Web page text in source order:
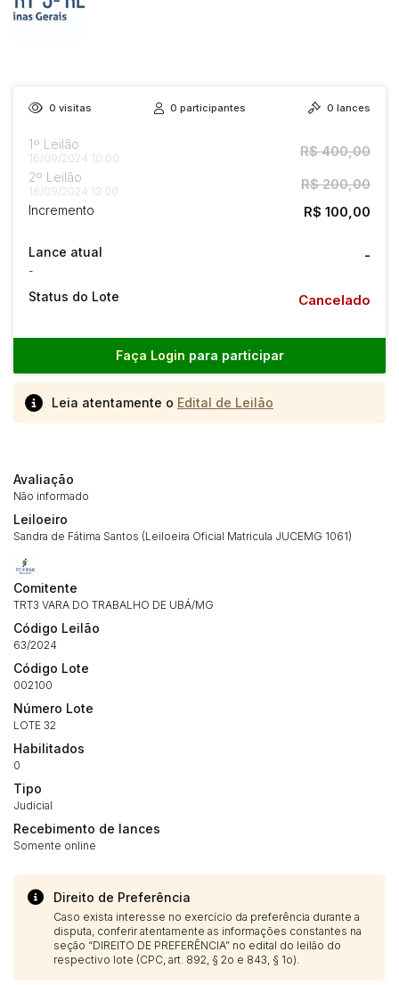
0 visitas 0 participantes 0 lances
1º Leilão
16/09/2024 10:00 R$ 400,00
2º Leilão
16/09/2024 13:00 R$ 200,00
Incremento R$ 100,00
Lance atual
-
-
Status do Lote Cancelado
Faça Login para participar
Leia atentamente o Edital de Leilão
Avaliação
Não informado
Leiloeiro
Sandra de Fátima Santos (Leiloeira Oficial Matricula JUCEMG 1061)
Comitente
TRT3 VARA DO TRABALHO DE UBÁ/MG
Código Leilão
63/2024
Código Lote
002100
Número Lote
LOTE 32
Habilitados
0
Tipo
Judicial
Recebimento de lances
Somente online
Direito de Preferência
Caso exista interesse no exercício da preferência durante a
disputa, conferir atentamente as informações constantes na
seção “DIREITO DE PREFERÊNCIA” no edital do leilão do
respectivo lote (CPC, art. 892, § 2o e 843, § 1o).
Envie sua Proposta
(Art. 895, CPC)
Data
14/04/2025 18:43:11
Clique aqui para fazer login
propostas